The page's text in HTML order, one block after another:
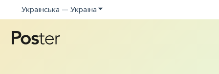
Українська — Україна Показати додаткове меню для